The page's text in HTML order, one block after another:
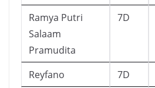
Ramya Putri
Salaam
Pramudita
7D
Reyfano 7D